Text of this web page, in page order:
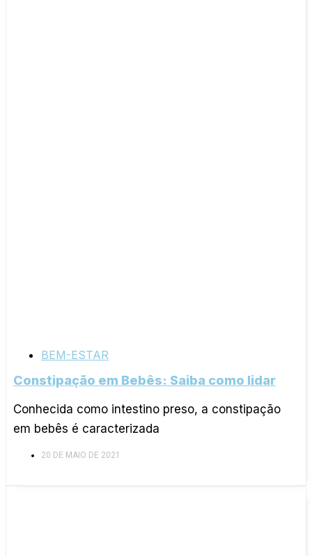
BEM-ESTAR
Constipação em Bebês: Saiba como lidar
Conhecida como intestino preso, a constipação
em bebês é caracterizada
20 DE MAIO DE 2021